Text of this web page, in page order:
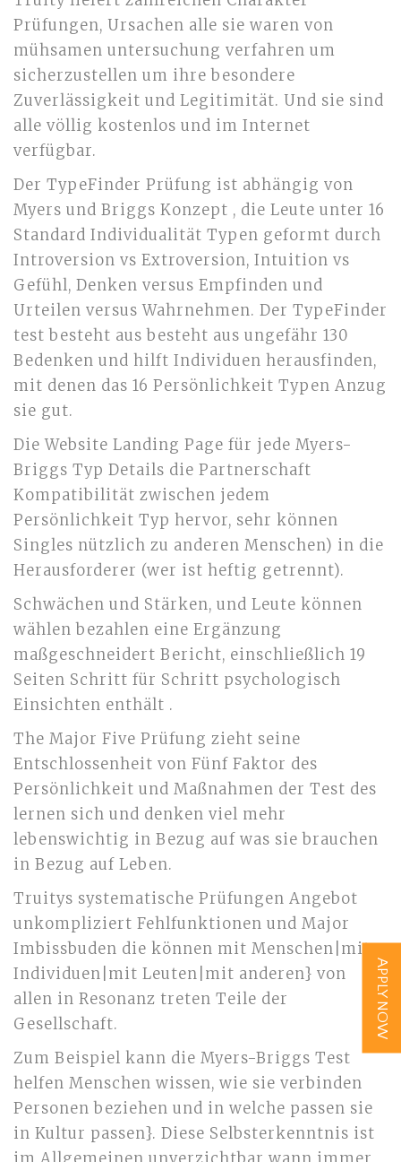
Prüfungen, Ursachen alle sie waren von
mühsamen untersuchung verfahren um
sicherzustellen um ihre besondere
Zuverlässigkeit und Legitimität. Und sie sind
alle völlig kostenlos und im Internet
verfügbar.
Der TypeFinder Prüfung ist abhängig von
Myers und Briggs Konzept , die Leute unter 16
Standard Individualität Typen geformt durch
Introversion vs Extroversion, Intuition vs
Gefühl, Denken versus Empfinden und
Urteilen versus Wahrnehmen. Der TypeFinder
test besteht aus besteht aus ungefähr 130
Bedenken und hilft Individuen herausfinden,
mit denen das 16 Persönlichkeit Typen Anzug
sie gut.
Die Website Landing Page für jede Myers-
Briggs Typ Details die Partnerschaft
Kompatibilität zwischen jedem
Persönlichkeit Typ hervor, sehr können
Singles nützlich zu anderen Menschen) in die
Herausforderer (wer ist heftig getrennt).
Schwächen und Stärken, und Leute können
wählen bezahlen eine Ergänzung
maßgeschneidert Bericht, einschließlich 19
Seiten Schritt für Schritt psychologisch
Einsichten enthält .
The Major Five Prüfung zieht seine
Entschlossenheit von Fünf Faktor des
Persönlichkeit und Maßnahmen der Test des
lernen sich und denken viel mehr
lebenswichtig in Bezug auf was sie brauchen
in Bezug auf Leben.
Truitys systematische Prüfungen Angebot
unkompliziert Fehlfunktionen und Major
Imbissbuden die können mit Menschen|mit
Individuen|mit Leuten|mit anderen} von
allen in Resonanz treten Teile der
Gesellschaft.
Zum Beispiel kann die Myers-Briggs Test
helfen Menschen wissen, wie sie verbinden
Personen beziehen und in welche passen sie
in Kultur passen}. Diese Selbsterkenntnis ist
APPLY NOW